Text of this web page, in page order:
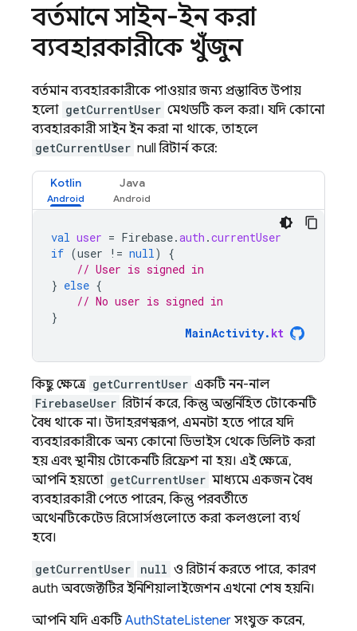
বর্তমানে সাইন-ইন করা
ব্যবহারকারীকে খুঁজুন
বর্তমান ব্যবহারকারীকে পাওয়ার জন্য প্রস্তাবিত উপায়
হলো getCurrentUser মেথডটি কল করা। যদি কোনো
ব্যবহারকারী সাইন ইন করা না থাকে, তাহলে
getCurrentUser null রিটার্ন করে:
Kotlin Java
val user = Firebase.auth .currentUser
if (user != null)
{
// User is signed in
} else {
// No user is signed in
}
MainActivity. kt
কিছু ক্ষেত্রে getCurrentUser একটি নন-নাল
FirebaseUser রিটার্ন করে, কিন্তু অন্তর্নিহিত টোকেনটি
বৈধ থাকে না। উদাহরণস্বরূপ, এমনটা হতে পারে যদি
ব্যবহারকারীকে অন্য কোনো ডিভাইস থেকে ডিলিট করা
হয় এবং স্থানীয় টোকেনটি রিফ্রেশ না হয়। এই ক্ষেত্রে,
আপনি হয়তো getCurrentUser মাধ্যমে একজন বৈধ
ব্যবহারকারী পেতে পারেন, কিন্তু পরবর্তীতে
অথেনটিকেটেড রিসোর্সগুলোতে করা কলগুলো ব্যর্থ
হবে।
getCurrentUser null ও রিটার্ন করতে পারে, কারণ
auth অবজেক্টটির ইনিশিয়ালাইজেশন এখনো শেষ হয়নি।
আপনি যদি একটিAuthStateListener সংযুক্ত করেন,